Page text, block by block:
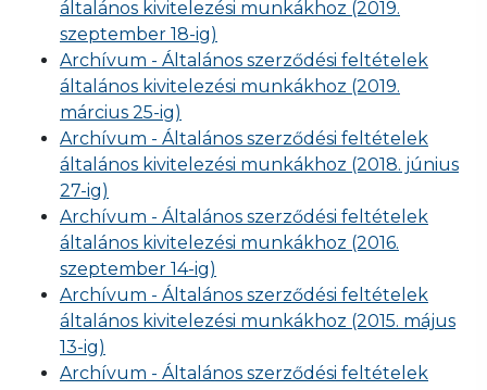
általános kivitelezési munkákhoz (2019.
szeptember 18-ig)
Archívum - Általános szerződési feltételek
általános kivitelezési munkákhoz (2019.
március 25-ig)
Archívum - Általános szerződési feltételek
általános kivitelezési munkákhoz (2018. június
27-ig)
Archívum - Általános szerződési feltételek
általános kivitelezési munkákhoz (2016.
szeptember 14-ig)
Archívum - Általános szerződési feltételek
általános kivitelezési munkákhoz (2015. május
13-ig)
Archívum - Általános szerződési feltételek